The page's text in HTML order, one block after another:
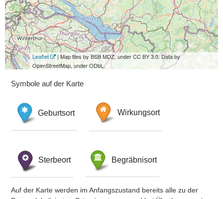
Leaflet
| Map tiles by BSB MDZ, under CC BY 3.0. Data by
OpenStreetMap, under ODbL.
Symbole auf der Karte
Geburtsort Wirkungsort
Sterbeort Begräbnisort
Auf der Karte werden im Anfangszustand bereits alle zu der